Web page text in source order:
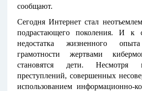
сообщают.
Сегодня Интернет стал
подрастающего поколения. И к
недостатка жизненного
грамотности жертвами
становятся дети. Несмотря
преступлений, совершенных
использованием информационно-